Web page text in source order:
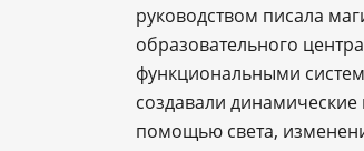
руководством писала
образовательного
функциональными
создавали
помощью света,